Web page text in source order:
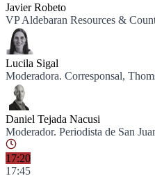
Javier Robeto
VP Aldebaran Resources &
Lucila Sigal
Moderadora. Corresponsal,
Daniel Tejada Nacusi
Moderador. Periodista de San
17:20
17:45